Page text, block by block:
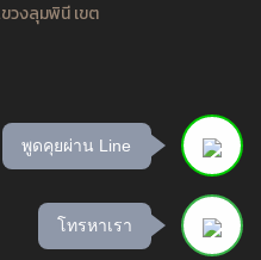
พูดคุยผ่าน Line
โทรหาเรา
วงลุมพินี เขต